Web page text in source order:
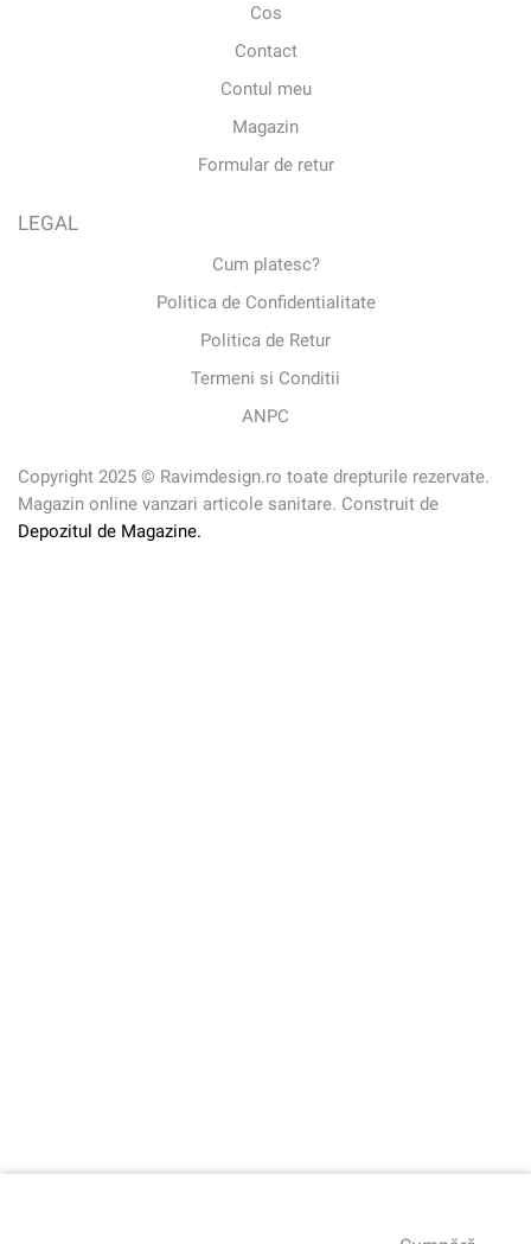
Cos
Contact
Contul meu
Magazin
Formular de retur
LEGAL
Cum platesc?
Politica de Confidentialitate
Politica de Retur
Termeni si Conditii
ANPC
Copyright 2025 © Ravimdesign.ro toate drepturile rezervate.
Magazin online vanzari articole sanitare. Construit de
Depozitul de Magazine.